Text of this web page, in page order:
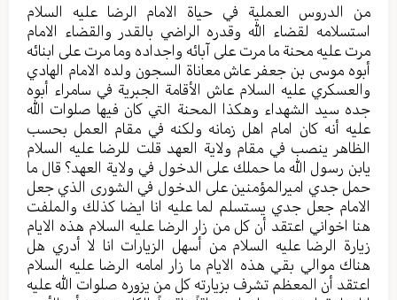
من الدروس العملية في حياة الامام الرضا عليه السلام
استسلامه لقضاء الله وقدره الراضي بالقدر والقضاء الامام
مرت عليه محنة ما مرت على آبائه واجداده وما مرت على ابنائه
أبوه موسى بن جعفر عاش معاناة السجون ولده الامام الهادي
والعسكري عليه السلام عاش الأقامة الجبرية في سامراء أبوه
جده سيد الشهداء وهكذا المحنة التي كان فيها صلوات الله
عليه أنه كان امام اهل زمانه ولكنه في مقام العمل بحسب
الظاهر ينصب في مقام ولاية العهد قلت للرضا عليه السلام
يابن رسول الله ما حملك على الدخول في ولاية العهد؟ قال ما
حمل جدي اميرالمؤمنين على الدخول في الشورى الذي جعل
الامام جعل جدي يستسلم لما عليه انا ايضا كذلك والملفت
هنا اخواني اعتقد أن كل من زار الرضا عليه السلام هذه الايام
زيارة الرضا عليه السلام من أسهل الزيارات انا لا أدري هل
هناك موالي بقي هذه الايام ما زار امامه الرضا عليه السلام
اعتقد أن المعظم تشرف بزيارته كل من يزوره صلوات الله عليه